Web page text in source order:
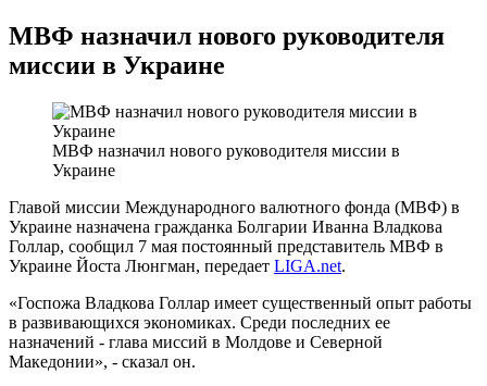
МВФ назначил нового руководителя
миссии в Украине
МВФ назначил нового руководителя миссии в
Украине
Главой миссии Международного валютного фонда (МВФ) в
Украине назначена гражданка Болгарии Иванна Владкова
Голлар, сообщил 7 мая постоянный представитель МВФ в
Украине Йоста Люнгман, передает LIGA.net.
«Госпожа Владкова Голлар имеет существенный опыт работы
в развивающихся экономиках. Среди последних ее
назначений - глава миссий в Молдове и Северной
Македонии», - сказал он.